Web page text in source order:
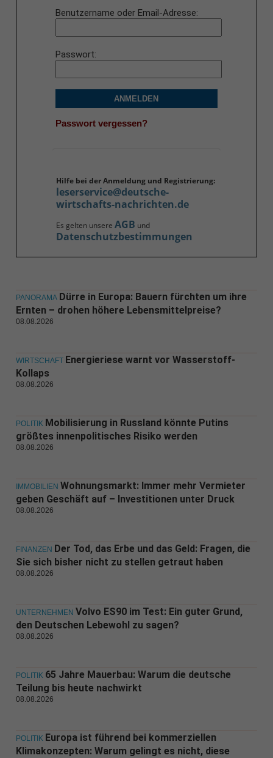
Benutzername oder Email-Adresse
Passwort
ANMELDEN
Passwort vergessen?
Hilfe bei der Anmeldung und Registrierung:
leserservice@deutsche-
wirtschafts-nachrichten.de
Es gelten unsere AGB und
Datenschutzbestimmungen
PANORAMA Dürre in Europa: Bauern fürchten um ihre
Ernten – drohen höhere Lebensmittelpreise?
08.08.2026
WIRTSCHAFT Energieriese warnt vor Wasserstoff-
Kollaps
08.08.2026
POLITIK Mobilisierung in Russland könnte Putins
größtes innenpolitisches Risiko werden
08.08.2026
IMMOBILIEN Wohnungsmarkt: Immer mehr Vermieter
geben Geschäft auf – Investitionen unter Druck
08.08.2026
FINANZEN Der Tod, das Erbe und das Geld: Fragen, die
Sie sich bisher nicht zu stellen getraut haben
08.08.2026
UNTERNEHMEN Volvo ES90 im Test: Ein guter Grund,
den Deutschen Lebewohl zu sagen?
08.08.2026
POLITIK 65 Jahre Mauerbau: Warum die deutsche
Teilung bis heute nachwirkt
08.08.2026
POLITIK Europa ist führend bei kommerziellen
Klimakonzepten: Warum gelingt es nicht, diese